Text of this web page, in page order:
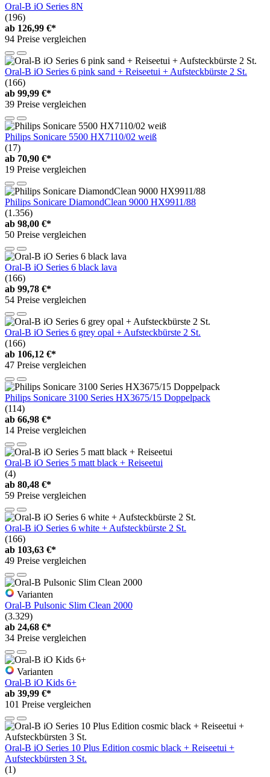
Oral-B iO Series 8N
(196)
ab 126,99 €*
94 Preise vergleichen
Oral-B iO Series 6 pink sand + Reiseetui + Aufsteckbürste 2 St.
(166)
ab 99,99 €*
39 Preise vergleichen
Philips Sonicare 5500 HX7110/02 weiß
(17)
ab 70,90 €*
19 Preise vergleichen
Philips Sonicare DiamondClean 9000 HX9911/88
(1.356)
ab 98,00 €*
50 Preise vergleichen
Oral-B iO Series 6 black lava
(166)
ab 99,78 €*
54 Preise vergleichen
Oral-B iO Series 6 grey opal + Aufsteckbürste 2 St.
(166)
ab 106,12 €*
47 Preise vergleichen
Philips Sonicare 3100 Series HX3675/15 Doppelpack
(114)
ab 66,98 €*
14 Preise vergleichen
Oral-B iO Series 5 matt black + Reiseetui
(4)
ab 80,48 €*
59 Preise vergleichen
Oral-B iO Series 6 white + Aufsteckbürste 2 St.
(166)
ab 103,63 €*
49 Preise vergleichen
Varianten
Oral-B Pulsonic Slim Clean 2000
(3.329)
ab 24,68 €*
34 Preise vergleichen
Varianten
Oral-B iO Kids 6+
ab 39,99 €*
101 Preise vergleichen
Oral-B iO Series 10 Plus Edition cosmic black + Reiseetui +
Aufsteckbürsten 3 St.
(1)